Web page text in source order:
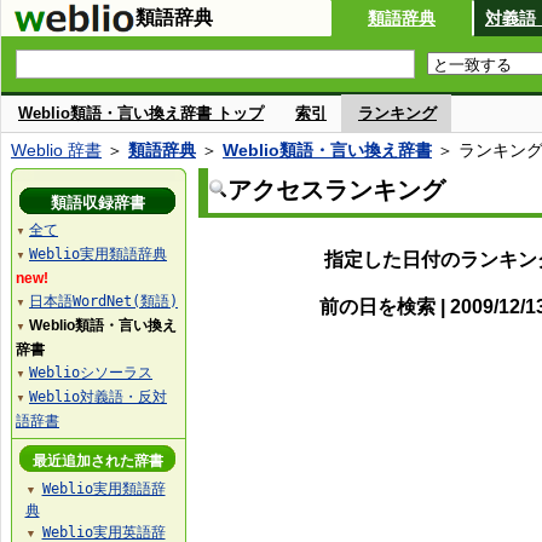
類語辞典 類語辞典 対義語
Weblio類語・言い換え辞書 トップ 索引 ランキング
Weblio 辞書 ＞ 類語辞典 ＞ Weblio類語・言い換え辞書 ＞ ランキング
アクセスランキング
指定した日付のランキ
前の日を検索 | 2009/12/
類語収録辞書
▼ 全て
▼ Weblio実用類語辞典
new!
▼ 日本語WordNet(類語)
▼ Weblio類語・言い換え
辞書
▼ Weblioシソーラス
▼ Weblio対義語・反対
語辞書
最近追加された辞書
▼
Weblio実用類語辞
典
▼ Weblio実用英語辞